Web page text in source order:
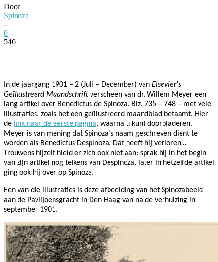
Door
Spinoza
-
0
546
In de jaargang 1901 – 2 (Juli – December) van Elsevier's
Geïllustreerd Maandschrift verscheen van dr. Willem Meyer een
lang artikel over Benedictus de Spinoza. Blz. 735 – 748 – met vele
illustraties, zoals het een geïllustreerd maandblad betaamt. Hier
de link naar de eerste pagina, waarna u kunt doorbladeren.
Meyer is van mening dat Spinoza's naam geschreven dient te
worden als Benedictus Despinoza. Dat heeft hij verloren…
Trouwens hijzelf hield er zich ook niet aan: sprak hij in het begin
van zijn artikel nog telkens van Despinoza, later in hetzelfde artikel
ging ook hij over op Spinoza.
Een van die illustraties is deze afbeelding van het Spinozabeeld
aan de Paviljoensgracht in Den Haag van na de verhuizing in
september 1901.